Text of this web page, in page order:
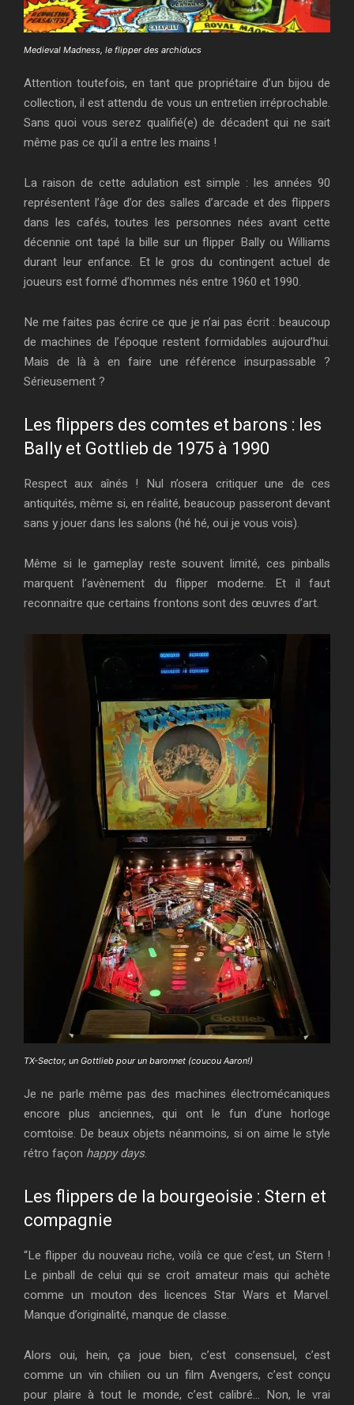
Medieval Madness, le flipper des archiducs
Attention toutefois, en tant que propriétaire d’un bijou de
collection, il est attendu de vous un entretien irréprochable.
Sans quoi vous serez qualifié(e) de décadent qui ne sait
même pas ce qu’il a entre les mains !
La raison de cette adulation est simple : les années 90
représentent l’âge d’or des salles d’arcade et des flippers
dans les cafés, toutes les personnes nées avant cette
décennie ont tapé la bille sur un flipper Bally ou Williams
durant leur enfance. Et le gros du contingent actuel de
joueurs est formé d’hommes nés entre 1960 et 1990.
Ne me faites pas écrire ce que je n’ai pas écrit : beaucoup
de machines de l’époque restent formidables aujourd’hui.
Mais de là à en faire une référence insurpassable ?
Sérieusement ?
Les flippers des comtes et barons : les
Bally et Gottlieb de 1975 à 1990
Respect aux aînés ! Nul n’osera critiquer une de ces
antiquités, même si, en réalité, beaucoup passeront devant
sans y jouer dans les salons (hé hé, oui je vous vois).
Même si le gameplay reste souvent limité, ces pinballs
marquent l’avènement du flipper moderne. Et il faut
reconnaitre que certains frontons sont des œuvres d’art.
TX-Sector, un Gottlieb pour un baronnet (coucou Aaron!)
Je ne parle même pas des machines électromécaniques
encore plus anciennes, qui ont le fun d’une horloge
comtoise. De beaux objets néanmoins, si on aime le style
rétro façon happy days.
Les flippers de la bourgeoisie : Stern et
compagnie
“Le flipper du nouveau riche, voilà ce que c’est, un Stern !
Le pinball de celui qui se croit amateur mais qui achète
comme un mouton des licences Star Wars et Marvel.
Manque d’originalité, manque de classe.
Alors oui, hein, ça joue bien, c’est consensuel, c’est
comme un vin chilien ou un film Avengers, c’est conçu
pour plaire à tout le monde, c’est calibré… Non, le vrai